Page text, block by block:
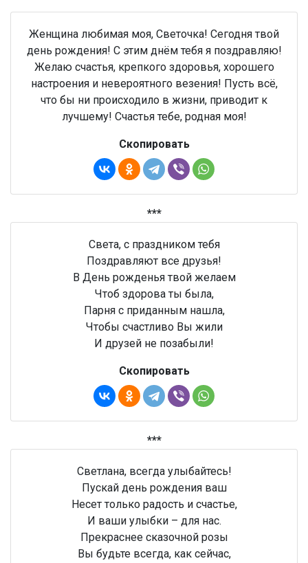
Женщина любимая моя, Светочка! Сегодня твой
день рождения! С этим днём тебя я поздравляю!
Желаю счастья, крепкого здоровья, хорошего
настроения и невероятного везения! Пусть всё,
что бы ни происходило в жизни, приводит к
лучшему! Счастья тебе, родная моя!
Скопировать
***
Света, с праздником тебя
Поздравляют все друзья!
В День рожденья твой желаем
Чтоб здорова ты была,
Парня с приданным нашла,
Чтобы счастливо Вы жили
И друзей не позабыли!
Скопировать
***
Светлана, всегда улыбайтесь!
Пускай день рождения ваш
Несет только радость и счастье,
И ваши улыбки – для нас.
Прекраснее сказочной розы
Вы будьте всегда, как сейчас,